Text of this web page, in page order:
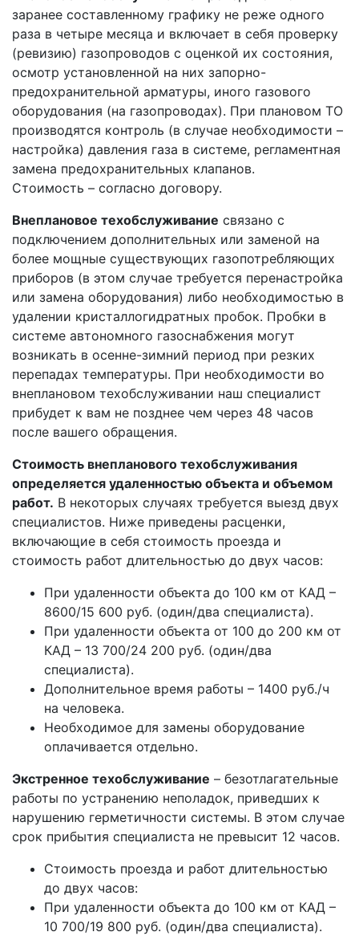
заранее составленному графику не реже одного
раза в четыре месяца и включает в себя проверку
(ревизию) газопроводов с оценкой их состояния,
осмотр установленной на них запорно-
предохранительной арматуры, иного газового
оборудования (на газопроводах). При плановом ТО
производятся контроль (в случае необходимости –
настройка) давления газа в системе, регламентная
замена предохранительных клапанов.
Стоимость – согласно договору.
Внеплановое техобслуживание связано с
подключением дополнительных или заменой на
более мощные существующих газопотребляющих
приборов (в этом случае требуется перенастройка
или замена оборудования) либо необходимостью в
удалении кристаллогидратных пробок. Пробки в
системе автономного газоснабжения могут
возникать в осенне-зимний период при резких
перепадах температуры. При необходимости во
внеплановом техобслуживании наш специалист
прибудет к вам не позднее чем через 48 часов
после вашего обращения.
Стоимость внепланового техобслуживания
определяется удаленностью объекта и объемом
работ. В некоторых случаях требуется выезд двух
специалистов. Ниже приведены расценки,
включающие в себя стоимость проезда и
стоимость работ длительностью до двух часов:
При удаленности объекта до 100 км от КАД –
8600/15 600 руб. (один/два специалиста).
При удаленности объекта от 100 до 200 км от
КАД – 13 700/24 200 руб. (один/два
специалиста).
Дополнительное время работы – 1400 руб./ч
на человека.
Необходимое для замены оборудование
оплачивается отдельно.
Экстренное техобслуживание – безотлагательные
работы по устранению неполадок, приведших к
нарушению герметичности системы. В этом случае
срок прибытия специалиста не превысит 12 часов.
Стоимость проезда и работ длительностью
до двух часов:
При удаленности объекта до 100 км от КАД –
10 700/19 800 руб. (один/два специалиста).